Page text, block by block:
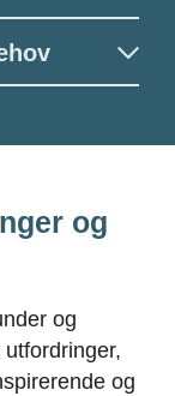
og
og
og